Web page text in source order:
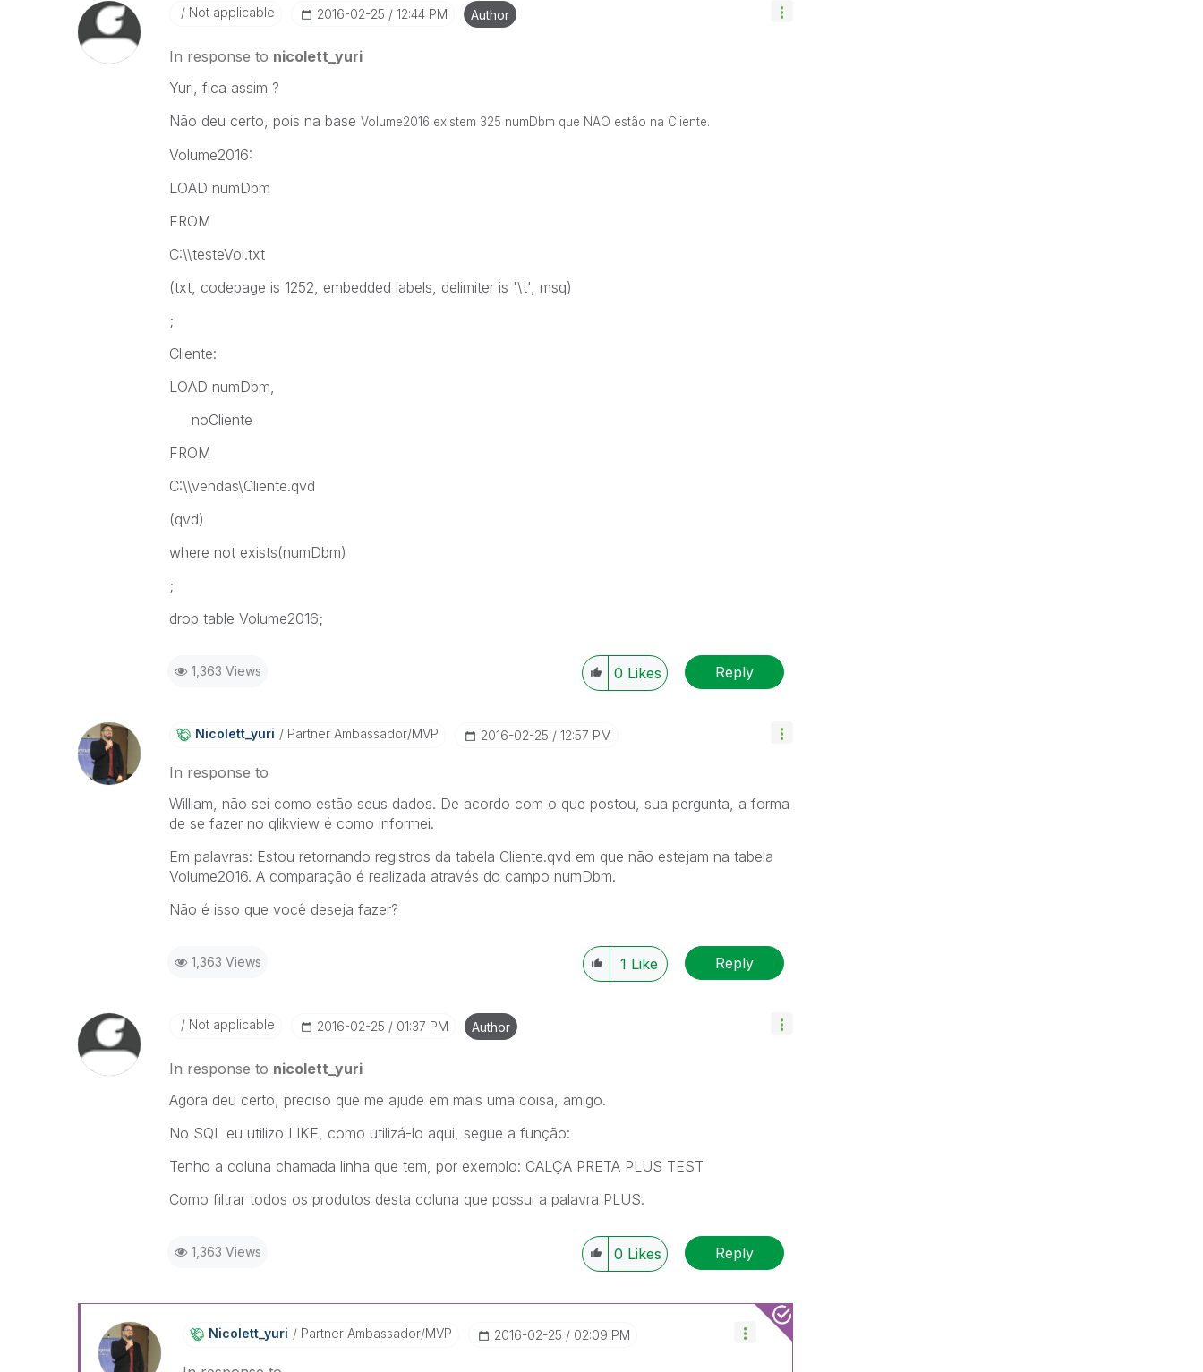
Not applicable ‎2016-02-25 12:44 PM Author
In response to nicolett_yuri
Yuri, fica assim ?
Não deu certo, pois na base Volume2016 existem 325 numDbm que NÃO estão na Cliente.
Volume2016:
LOAD numDbm
FROM
C:\\testeVol.txt
(txt, codepage is 1252, embedded labels, delimiter is '\t', msq)
;
Cliente:
LOAD numDbm,
noCliente
FROM
C:\\vendas\Cliente.qvd
(qvd)
where not exists(numDbm)
;
drop table Volume2016;
1,363 Views 0 Likes Reply
Nicolett_yuri Partner Ambassador/MVP ‎2016-02-25 12:57 PM
In response to
William, não sei como estão seus dados. De acordo com o que postou, sua pergunta, a forma
de se fazer no qlikview é como informei.
Em palavras: Estou retornando registros da tabela Cliente.qvd em que não estejam na tabela
Volume2016. A comparação é realizada através do campo numDbm.
Não é isso que você deseja fazer?
1,363 Views 1 Like Reply
Not applicable ‎2016-02-25 01:37 PM Author
In response to nicolett_yuri
Agora deu certo, preciso que me ajude em mais uma coisa, amigo.
No SQL eu utilizo LIKE, como utilizá-lo aqui, segue a função:
Tenho a coluna chamada linha que tem, por exemplo: CALÇA PRETA PLUS TEST
Como filtrar todos os produtos desta coluna que possui a palavra PLUS.
1,363 Views 0 Likes Reply
Nicolett_yuri Partner Ambassador/MVP ‎2016-02-25 02:09 PM